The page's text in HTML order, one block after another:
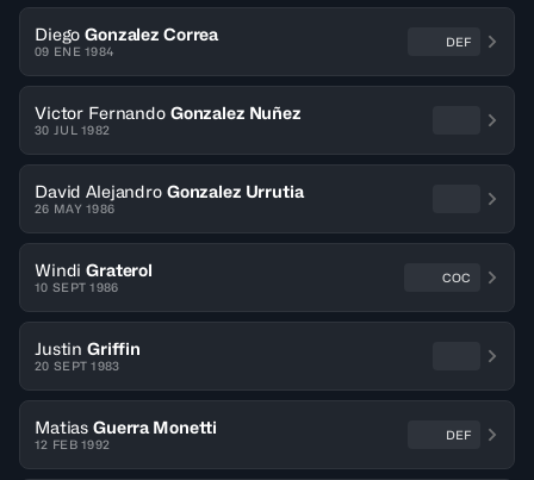
Diego Gonzalez Correa
09 ENE 1984
DEF
Victor Fernando Gonzalez Nuñez
30 JUL 1982
David Alejandro Gonzalez Urrutia
26 MAY 1986
Windi Graterol
10 SEPT 1986
COC
Justin Griffin
20 SEPT 1983
Matias Guerra Monetti
12 FEB 1992
DEF